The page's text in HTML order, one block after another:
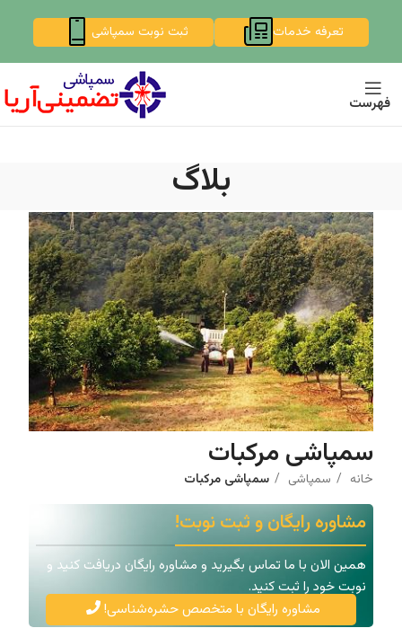
تعرفه خدمات ثبت نوبت سمپاشی
فهرست
بلاگ
سمپاشی مرکبات
خانه سمپاشی سمپاشی مرکبات
مشاوره رایگان و ثبت نوبت!
همین الان با ما تماس بگیرید و مشاوره رایگان دریافت کنید و
نوبت خود را ثبت کنید.
مشاوره رایگان با متخصص حشره‌شناسی!